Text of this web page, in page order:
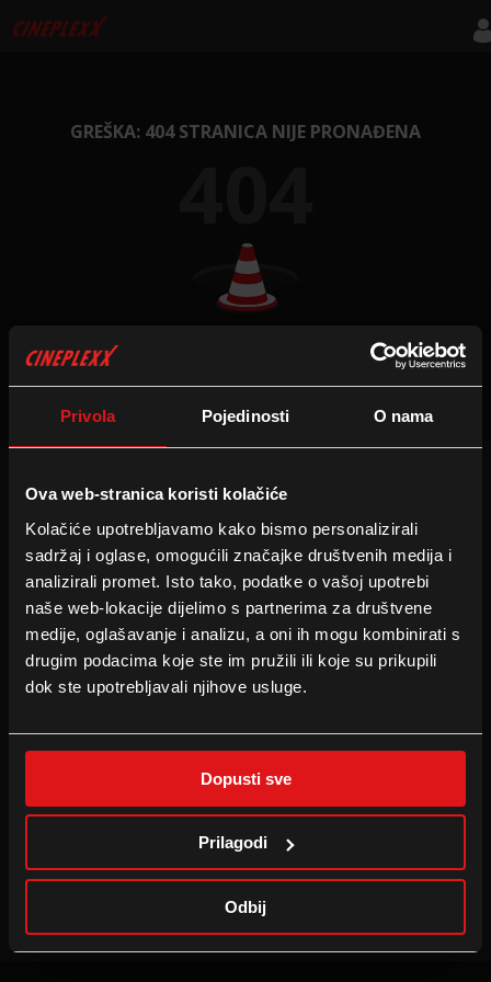
Privola Pojedinosti O nama
Ova web-stranica koristi kolačiće
Kolačiće upotrebljavamo kako bismo personalizirali
sadržaj i oglase, omogućili značajke društvenih medija i
analizirali promet. Isto tako, podatke o vašoj upotrebi
naše web-lokacije dijelimo s partnerima za društvene
medije, oglašavanje i analizu, a oni ih mogu kombinirati s
drugim podacima koje ste im pružili ili koje su prikupili
dok ste upotrebljavali njihove usluge.
Dopusti sve
Prilagodi
Odbij
GREŠKA: 404 STRANICA NIJE PRONAĐENA
INFORMACIJE
Tehnologije
Cineplexx Bonus Card
Family Film Club
PRATITE NAS
Facebook
Instagram
TikTok
B2B
Najam dvorane
Oglašavanje u kinu
TVRTKA
Press
CINEPLEXX APPS